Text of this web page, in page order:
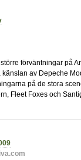
förväntningar på
av Depeche
på de stora
Fleet Foxes och